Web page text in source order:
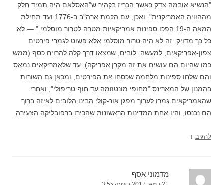
"הנשיא אובמה צדק כאשר הכריז בקהיר ש"האסלאם היה תמיד חלק
מההוויה האמריקנית". ואכן, עם הקמת ארה"ב ב-1776 ועד תחילת
המאה ה-19 הפכו ספינות אמריקאיות מטרה לטרור מוסלמי." — לא
כל כך מדויק: זה לא היה טרור מוסלמי אלא פשוט לגמרי פירטים
צפון-אפריקאים, למעשה: לובים, שמצאו דרך קלה להרויח כסף (ממש
כמו שהיום הם עושים את זה מקרן אפריקה). עד שלאמריקאים נמאס
והם שלחו ספינות מלחמה שכסחו את הפירטים, ומכאן גם השורות
בהמנון של המארינס "מחופי מונטזומה עד חוף טריפולי", ואחרי
שהאמריקאים גמרו לערוך מפגן אור-קולי הבינו הלובים לאיזה ברוך
הם נכנסו, והיו אחת המדינות הראשונות שהכירו ברפובליקה הצעירה.
להגיב ↓
מדמוני אסף